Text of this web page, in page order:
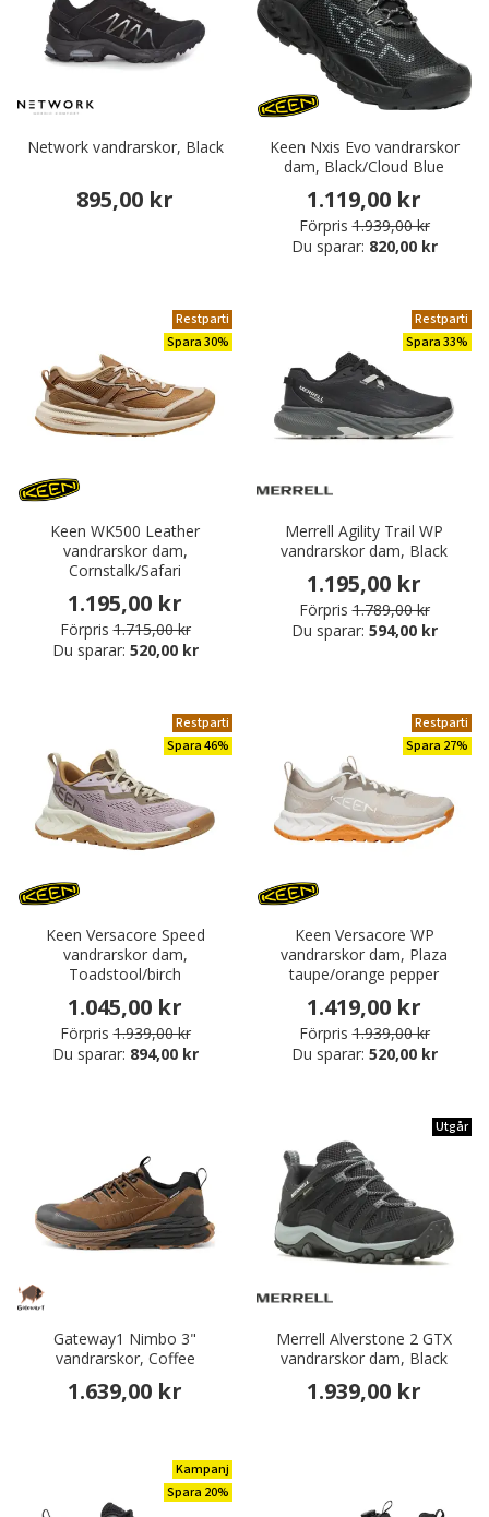
Network vandrarskor, Black
895,00 kr
Keen Nxis Evo vandrarskor
dam, Black/Cloud Blue
1.119,00 kr
Förpris 1.939,00 kr
Du sparar: 820,00 kr
Restparti
Spara 30%
Keen WK500 Leather
vandrarskor dam,
Cornstalk/Safari
1.195,00 kr
Förpris 1.715,00 kr
Du sparar: 520,00 kr
Restparti
Spara 33%
Merrell Agility Trail WP
vandrarskor dam, Black
1.195,00 kr
Förpris 1.789,00 kr
Du sparar: 594,00 kr
Restparti
Spara 46%
Keen Versacore Speed
vandrarskor dam,
Toadstool/birch
1.045,00 kr
Förpris 1.939,00 kr
Du sparar: 894,00 kr
Restparti
Spara 27%
Keen Versacore WP
vandrarskor dam, Plaza
taupe/orange pepper
1.419,00 kr
Förpris 1.939,00 kr
Du sparar: 520,00 kr
Gateway1 Nimbo 3"
vandrarskor, Coffee
1.639,00 kr
Utgår
Merrell Alverstone 2 GTX
vandrarskor dam, Black
1.939,00 kr
Kampanj
Spara 20%